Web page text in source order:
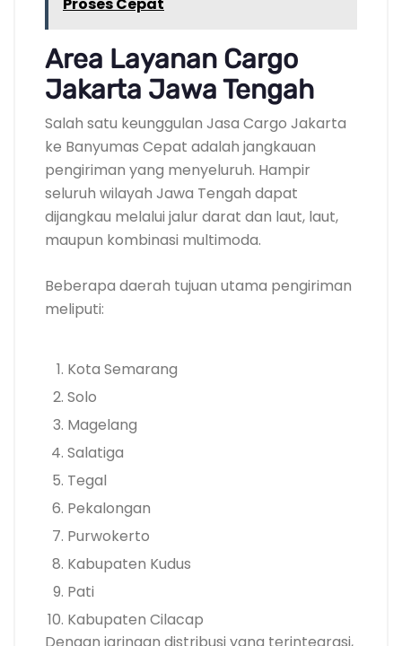
Area Layanan Cargo
Jakarta Jawa Tengah
Salah satu keunggulan Jasa Cargo Jakarta
ke Banyumas Cepat adalah jangkauan
pengiriman yang menyeluruh. Hampir
seluruh wilayah Jawa Tengah dapat
dijangkau melalui jalur darat dan laut, laut,
maupun kombinasi multimoda.
Beberapa daerah tujuan utama pengiriman
meliputi:
Kota Semarang
Solo
Magelang
Salatiga
Tegal
Pekalongan
Purwokerto
Kabupaten Kudus
Pati
Kabupaten Cilacap